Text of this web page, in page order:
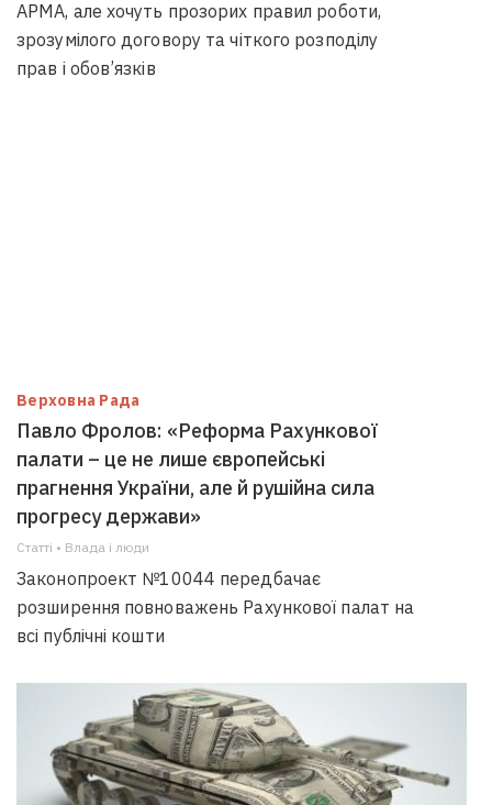
АРМА, але хочуть прозорих правил роботи,
зрозумілого договору та чіткого розподілу
прав і обов’язків
Верховна Рада
Павло Фролов: «Реформа Рахункової
палати – це не лише європейські
прагнення України, але й рушійна сила
прогресу держави»
Статті • Влада i люди
Законопроект №10044 передбачає
розширення повноважень Рахункової палат на
всі публічні кошти